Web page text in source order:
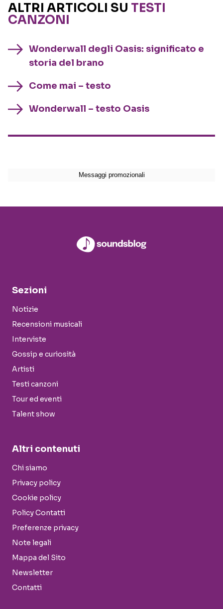
ALTRI ARTICOLI SU TESTI
CANZONI
Wonderwall degli Oasis: significato e
storia del brano
Come mai – testo
Wonderwall – testo Oasis
Sezioni
Notizie
Recensioni musicali
Interviste
Gossip e curiosità
Artisti
Testi canzoni
Tour ed eventi
Talent show
Altri contenuti
Chi siamo
Privacy policy
Cookie policy
Policy Contatti
Preferenze privacy
Note legali
Mappa del Sito
Newsletter
Contatti